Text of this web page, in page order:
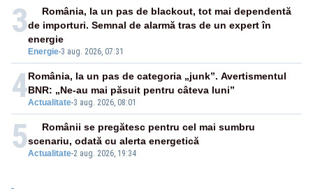
3
Energie-3 aug. 2026, 07:31
România, la un pas de blackout, tot mai dependentă
de importuri. Semnal de alarmă tras de un expert în
energie
4Actualitate-3 aug. 2026, 08:01
România, la un pas de categoria „junk”. Avertismentul
BNR: „Ne-au mai păsuit pentru câteva luni”
5Actualitate-2 aug. 2026, 19:34
Românii se pregătesc pentru cel mai sumbru
scenariu, odată cu alerta energetică